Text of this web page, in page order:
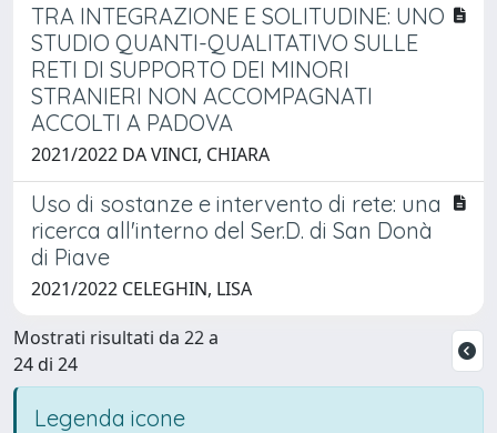
TRA INTEGRAZIONE E SOLITUDINE: UNO
STUDIO QUANTI-QUALITATIVO SULLE
RETI DI SUPPORTO DEI MINORI
STRANIERI NON ACCOMPAGNATI
ACCOLTI A PADOVA
2021/2022 DA VINCI, CHIARA
Uso di sostanze e intervento di rete: una
ricerca all'interno del Ser.D. di San Donà
di Piave
2021/2022 CELEGHIN, LISA
Mostrati risultati da 22 a
24 di 24
Legenda icone